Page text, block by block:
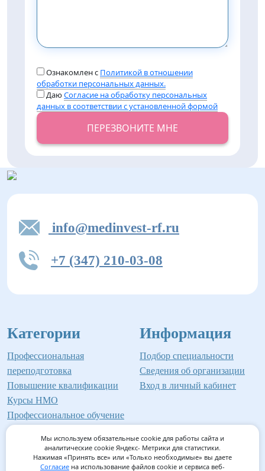
Ознакомлен с Политикой в отношении
обработки персональных данных.
ДаюСогласие на обработку персональных
данных в соответствии с установленной формой
ПЕРЕЗВОНИТЕ МНЕ
info@medinvest-rf.ru
+7 (347) 210-03-08
Категории
Профессиональная
переподготовка
Повышение квалификации
Курсы НМО
Профессиональное обучение
Информация
Подбор специальности
Сведения об организации
Вход в личный кабинет
©2026 Институт профессионального образования
Мы используем обязательные cookie для работы сайта и
аналитические cookie Яндекс- Метрики для статистики.
Нажимая «Принять все» или «Только необходимые» вы даете
Согласие на использование файлов cookie и сервиса веб-